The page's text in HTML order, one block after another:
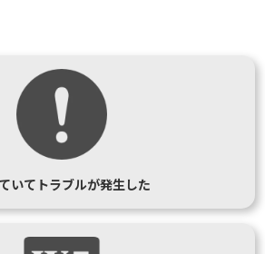
いてトラブルが発生した